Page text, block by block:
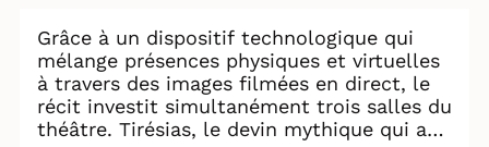
Grâce à un dispositif technologique qui
mélange présences physiques et virtuelles
à travers des images filmées en direct, le
récit investit simultanément trois salles du
théâtre. Tirésias, le devin mythique qui a